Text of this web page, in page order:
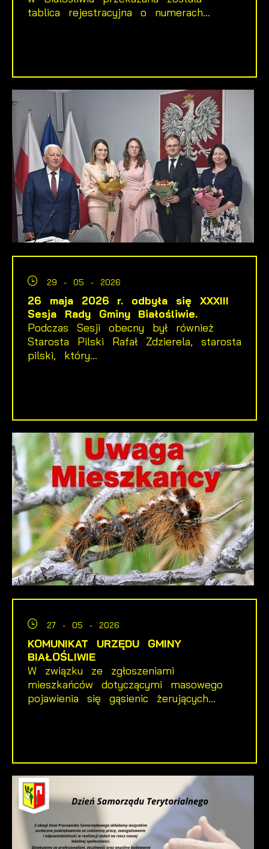
tablica rejestracyjna o numerach...
29 - 05 - 2026
26 maja 2026 r. odbyła się XXXIII
Sesja Rady Gminy Białośliwie.
Podczas Sesji obecny był również
Starosta Pilski Rafał Zdzierela, starosta
pilski, który...
27 - 05 - 2026
KOMUNIKAT URZĘDU GMINY
BIAŁOŚLIWIE
W związku ze zgłoszeniami
mieszkańców dotyczącymi masowego
pojawienia się gąsienic żerujących...